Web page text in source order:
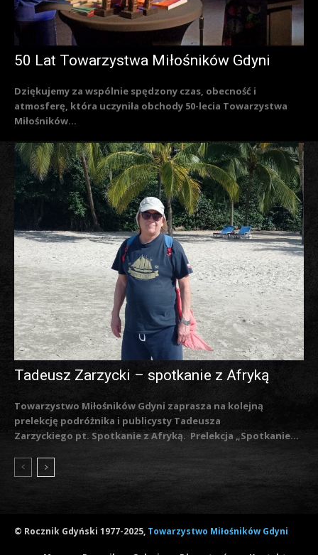
50 Lat Towarzystwa Miłośników Gdyni
Dziękujemy za wspólnie spędzony czas, obecność i
atmosferę, która uczyniła obchody 50-lecia Towarzystwa
Miłośników...
Tadeusz Zarzycki – spotkanie z Afryką
Towarzystwo Miłośników Gdyni zaprasza na kolejną
prelekcję podróżnika i publicysty Tadeusza
Zarzyckiego pt. Spotkanie z Afryką. Prelekcja „Spotkanie...
© Rocznik Gdyński 1977-2025, Towarzystwo Miłośników Gdyni